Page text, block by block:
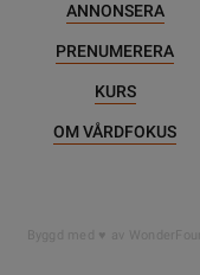
ANNONSERA
PRENUMERERA
KURS
OM VÅRDFOKUS
Byggd med av WonderFour